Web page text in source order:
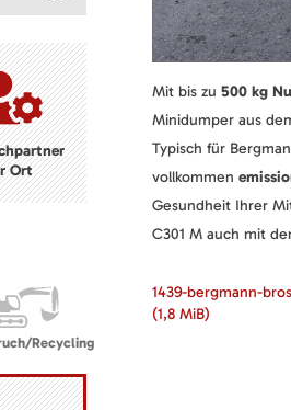
Ort
Recycling
Mit bis zu 500 kg
Minidumper aus
Typisch für
vollkommen
Gesundheit Ihrer
C301 M auch mit
1439-bergmann-
(1,8 MiB)